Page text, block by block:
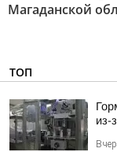
Магаданской
ТОП
из-